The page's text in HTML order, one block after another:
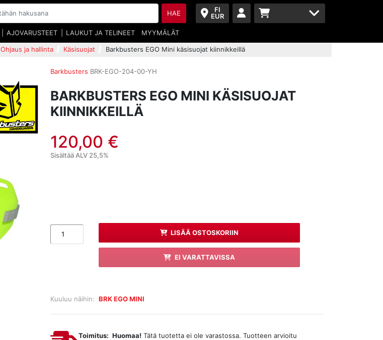
FI
EUR
HAE
AJOVARUSTEET LAUKUT JA TELINEET MYYMÄLÄT
Ohjaus ja hallinta Käsisuojat Barkbusters EGO Mini käsisuojat kiinnikkeillä
Barkbusters BRK-EGO-204-00-YH
BARKBUSTERS EGO MINI KÄSISUOJAT
KIINNIKKEILLÄ
120,00 €
Sisältää ALV 25,5%
LISÄÄ OSTOSKORIIN
EI VARATTAVISSA
Kuuluu näihin: BRK EGO MINI
Toimitus: Huomaa! Tätä tuotetta ei ole varastossa. Tuotteen arvioitu